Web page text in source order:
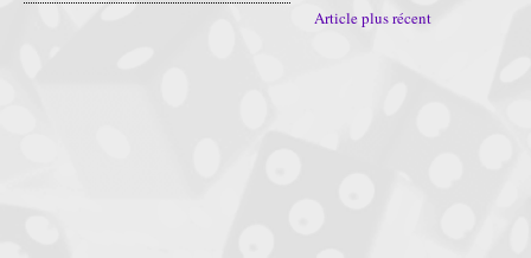
Article plus récent